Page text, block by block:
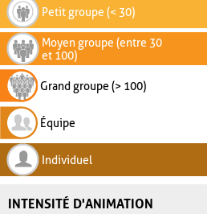
Petit groupe (< 30)
Moyen groupe (entre 30
et 100)
Grand groupe (> 100)
Équipe
Individuel
INTENSITÉ D'ANIMATION